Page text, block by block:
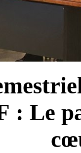
: Le